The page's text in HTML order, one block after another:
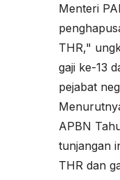
Menteri
THR,"
gaji ke-13
pejabat
APBN
tunjangan
THR dan